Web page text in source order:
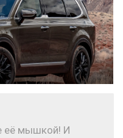
её мышкой! И